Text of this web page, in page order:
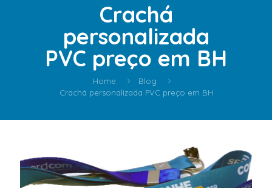
Crachá
personalizada
PVC preço em BH
Home
Blog
Crachá personalizada PVC preço em BH